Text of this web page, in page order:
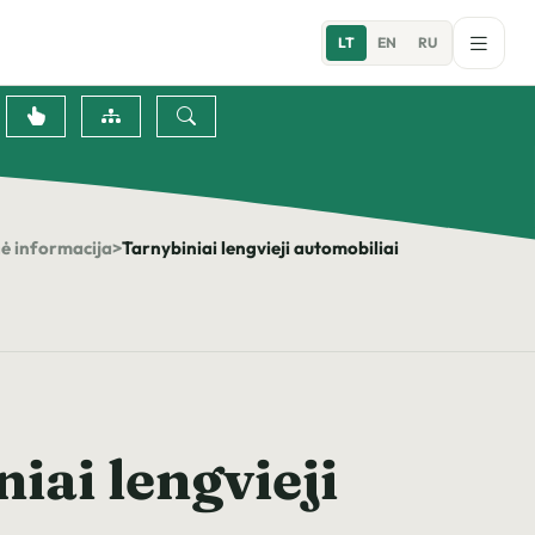
LT EN RU
informacija>Tarnybiniai lengvieji automobiliai
lengvieji